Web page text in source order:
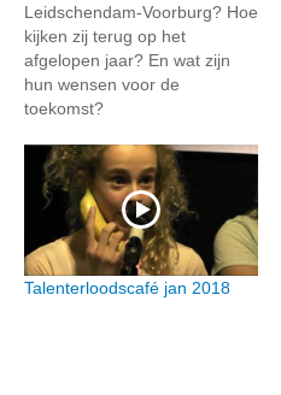
Leidschendam-Voorburg? Hoe
kijken zij terug op het
afgelopen jaar? En wat zijn
hun wensen voor de
toekomst?
Talenterloodscafé jan 2018